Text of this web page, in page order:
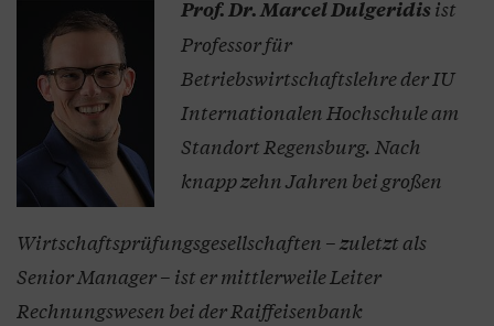
Prof. Dr. Marcel Dulgeridis ist
Professor für
Betriebswirtschaftslehre der IU
Internationalen Hochschule am
Standort Regensburg. Nach
knapp zehn Jahren bei großen
Wirtschaftsprüfungsgesellschaften – zuletzt als
Senior Manager – ist er mittlerweile Leiter
Rechnungswesen bei der Raiffeisenbank